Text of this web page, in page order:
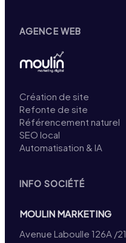
AGENCE WEB
Création de site
Refonte de site
Référencement naturel
SEO local
Automatisation & IA
INFO SOCIÉTÉ
MOULIN MARKETING
Avenue Laboulle 126A /21